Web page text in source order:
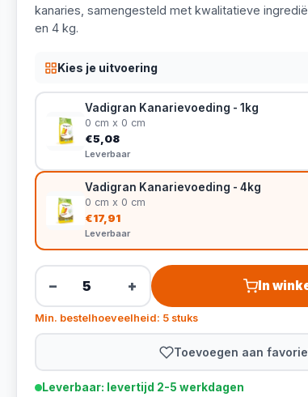
kanaries, samengesteld met kwalitatieve
en 4 kg.
Kies je uitvoering
Vadigran Kanarievoeding - 1kg
0 cm x 0 cm
€5,08
Leverbaar
Vadigran Kanarievoeding - 4kg
0 cm x 0 cm
€17,91
Leverbaar
− + In
Min. bestelhoeveelheid: 5 stuks
Toevoegen aan
Leverbaar: levertijd 2-5 werkdagen